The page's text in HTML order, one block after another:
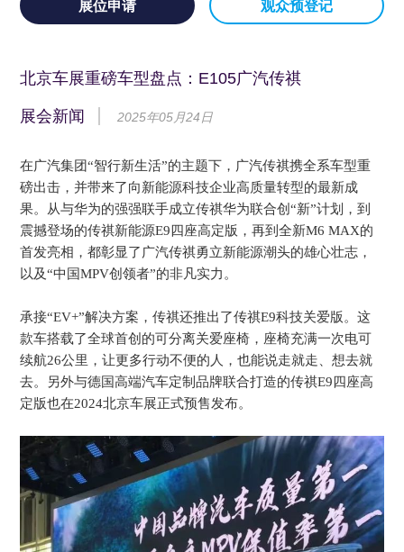
展位申请 观众预登记
北京车展重磅车型盘点：E105广汽传祺
展会新闻 2025年05月24日
在广汽集团“智行新生活”的主题下，广汽传祺携全系车型重
磅出击，并带来了向新能源科技企业高质量转型的最新成
果。从与华为的强强联手成立传祺华为联合创“新”计划，到
震撼登场的传祺新能源E9四座高定版，再到全新M6 MAX的
首发亮相，都彰显了广汽传祺勇立新能源潮头的雄心壮志，
以及“中国MPV创领者”的非凡实力。
承接“EV+”解决方案，传祺还推出了传祺E9科技关爱版。这
款车搭载了全球首创的可分离关爱座椅，座椅充满一次电可
续航26公里，让更多行动不便的人，也能说走就走、想去就
去。
另外与德国高端汽车定制品牌联合打造的传祺E9四座高
定版也在2024北京车展正式预售发布。